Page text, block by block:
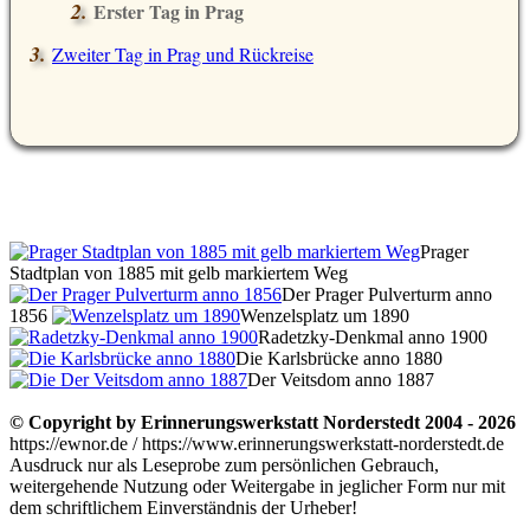
Erster Tag in Prag
Zweiter Tag in Prag und Rückreise
Prager
Stadtplan von 1885 mit gelb markiertem Weg
Der Prager Pulverturm anno
1856
Wenzelsplatz um 1890
Radetzky-Denkmal anno 1900
Die Karlsbrücke anno 1880
Der Veitsdom anno 1887
© Copyright by Erinnerungswerkstatt Norderstedt 2004 - 2026
https://ewnor.de / https://www.erinnerungswerkstatt-norderstedt.de
Ausdruck nur als Leseprobe zum persönlichen Gebrauch,
weitergehende Nutzung oder Weitergabe in jeglicher Form nur mit
dem schriftlichem Einverständnis der Urheber!